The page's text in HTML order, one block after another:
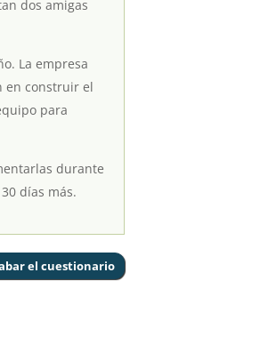
dos amigas
La empresa
en construir el
para
durante